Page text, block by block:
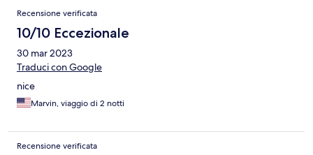
Recensione verificata
10/10 Eccezionale
30 mar 2023
Traduci con Google
nice
Marvin, viaggio di 2 notti
Recensione verificata